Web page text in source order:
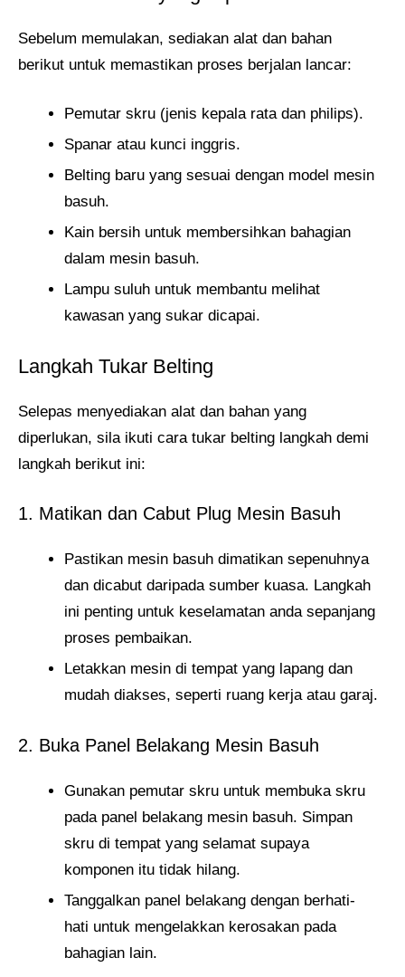
Sebelum memulakan, sediakan alat dan bahan
berikut untuk memastikan proses berjalan lancar:
Pemutar skru (jenis kepala rata dan philips).
Spanar atau kunci inggris.
Belting baru yang sesuai dengan model mesin
basuh.
Kain bersih untuk membersihkan bahagian
dalam mesin basuh.
Lampu suluh untuk membantu melihat
kawasan yang sukar dicapai.
Langkah Tukar Belting
Selepas menyediakan alat dan bahan yang
diperlukan, sila ikuti cara tukar belting langkah demi
langkah berikut ini:
1. Matikan dan Cabut Plug Mesin Basuh
Pastikan mesin basuh dimatikan sepenuhnya
dan dicabut daripada sumber kuasa. Langkah
ini penting untuk keselamatan anda sepanjang
proses pembaikan.
Letakkan mesin di tempat yang lapang dan
mudah diakses, seperti ruang kerja atau garaj.
2. Buka Panel Belakang Mesin Basuh
Gunakan pemutar skru untuk membuka skru
pada panel belakang mesin basuh. Simpan
skru di tempat yang selamat supaya
komponen itu tidak hilang.
Tanggalkan panel belakang dengan berhati-
hati untuk mengelakkan kerosakan pada
bahagian lain.